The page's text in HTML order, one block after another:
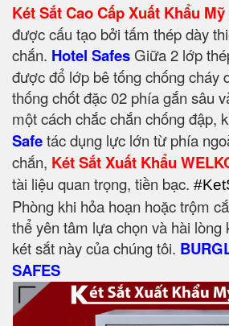
Két Sắt Cao Cấp Xuất Khẩu
được cấu tạo bởi tấm thép dày
chắn. Hotel Safes Giữa 2 lớp
được đổ lớp bê tống chống cháy
thống chốt đặc 02 phía gắn sâu
một cách chắc chắn chống đập,
Safetác dụng lực lớn từ phía
chắn, Két Sắt Xuất Khẩu
tài liệu quan trọng, tiền bạc.
Phòng khi hỏa hoạn hoặc trộm
thể yên tâm lựa chọn và hài lòng
két sắt này của chúng tôi.
SAFES